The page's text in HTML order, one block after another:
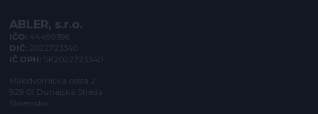
ABLER, s.r.o.
IČO: 44499396
DIČ: 2022723340
IČ DPH: SK2022723340
Malodvornícka cesta 2
929 01 Dunajská Streda
Slovensko